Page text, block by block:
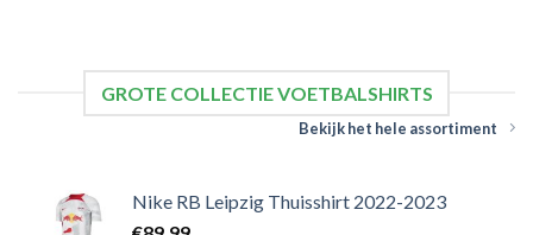
GROTE COLLECTIE VOETBALSHIRTS
Bekijk het hele assortiment
Nike RB Leipzig Thuisshirt 2022-2023